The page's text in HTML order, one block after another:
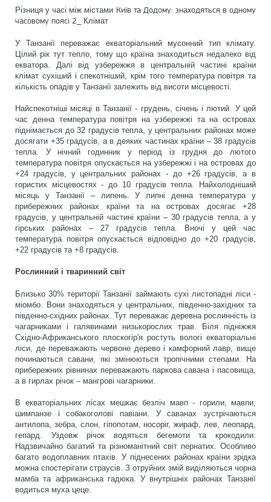
Різниця у часі між містами Київ та Додому: знаходяться в одному
часовому поясі 2_
Клімат
У Танзанії переважає екваторіальний мусонний тип клімату.
Цілий рік тут тепло, тому що країна знаходиться недалеко від
екватора. Далі від узбережжя в центральній частині країни
клімат сухіший і спекотніший, крім того температура повітря та
кількість опадів у Танзанії залежить від висоти місцевості.
Найспекотніші місяці в Танзанії - грудень, січень і лютий. У цей
час денна температура повітря на узбережжі та на островах
піднімається до 32 градусів тепла, у центральних районах може
досягати +35 градусів, а в деяких частинах країни – 38 градусів
тепла. У нічний годинник у період із грудня до лютого
температура повітря опускається на узбережжі і на островах до
+24 градусів, у центральних районах - до +26 градусів, а в
гористих місцевостях - до 10 градусів тепла. Найхолодніший
місяць у Танзанії – липень. У липні денна температура у
прибережних районах країни та на островах досягає +28
градусів, у центральній частині країни – 30 градусів тепла, а у
гірських районах – 27 градусів тепла. Вночі у цей час
температура повітря опускається відповідно до +20 градусів,
+22 градусів та +8 градусів.
Рослинний і тваринний світ
Близько 30% території Танзанії займають сухі листопадні ліси -
міомбо. Вони знаходяться у центральних, південно-західних та
південно-східних районах. Тут переважає деревна рослинність із
чагарниками і галявинами низькорослих трав. Біля підніжжя
Східно-Африканського плоскогір'я ростуть вологі екваторіальні
ліси, де переважають червоне дерево і камфорний лавр, вище
починаються савани, які змінюються тропічними степами. На
прибережних рівнинах переважають паркова савана і пасовища,
а в гирлах річок – мангрові чагарники.
В екваторіальних лісах мешкає безліч мавп - горили, мавпи,
шимпанзе і собакоголові павіани. У саванах зустрічаються
антилопа, зебра, слон, гіпопотам, носоріг, жираф, лев, леопард,
гепард. Уздовж річок водяться бегемоти та крокодили.
Надзвичайно багатий та різноманітний світ пернатих. Особливо
багато водоплавних птахів. У піднесених районах країни зрідка
можна спостерігати страусів. З отруйних змій виділяються чорна
мамба та африканська гадюка. У внутрішніх районах Танзанії
водиться муха цеце.